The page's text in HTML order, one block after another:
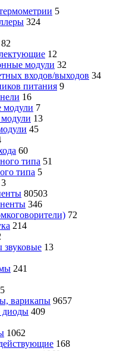
5
324
82
12
модули 32
входов/выходов 34
питания 9
16
модули 7
13
45
60
типа 51
типа 5
3
80503
346
72
214
звуковые 13
241
варикапы 9657
диоды 409
1062
168